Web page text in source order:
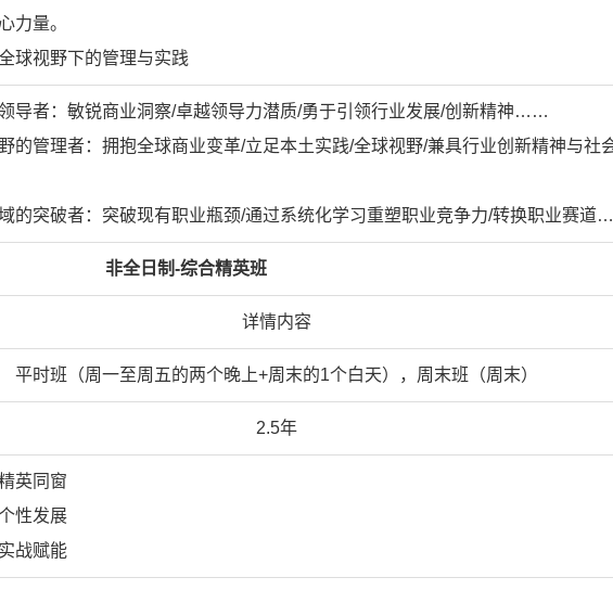
力量。
球视野下的管理与实践
导者：敏锐商业洞察/卓越领导力潜质/勇于引领行业发展/创新精神……
的管理者：拥抱全球商业变革/立足本土实践/全球视野/兼具行业创新精神与社
的突破者：突破现有职业瓶颈/通过系统化学习重塑职业竞争力/转换职业赛
非全日制-综合精英班
详情内容
平时班（周一至周五的两个晚上+周末的1个白天），周末班（周末）
2.5年
英同窗
性发展
战赋能